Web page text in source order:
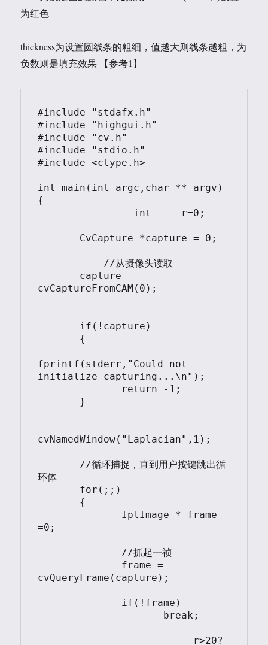
为红色
thickness为设置圆线条的粗细，值越大则线条越粗，为
负数则是填充效果 【参考1】
#include "stdafx.h"
#include "highgui.h"
#include "cv.h"
#include "stdio.h"
#include <ctype.h>
int main(int argc,char ** argv)
{
cvCaptureFromCAM(0);
fprintf(stderr,"Could not
initialize capturing...\n");
cvNamedWindow("Laplacian",1);
环体
=0;
cvQueryFrame(capture);